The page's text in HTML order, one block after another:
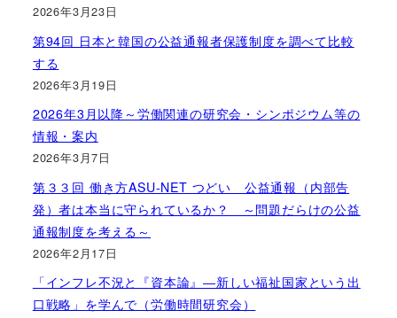
2026年3月23日
第94回 日本と韓国の公益通報者保護制度を調べて比較
する
2026年3月19日
2026年3月以降～労働関連の研究会・シンポジウム等の
情報・案内
2026年3月7日
第３３回 働き方ASU-NET つどい 公益通報（内部告
発）者は本当に守られているか？ ～問題だらけの公益
通報制度を考える～
2026年2月17日
「インフレ不況と『資本論』―新しい福祉国家という出
口戦略」を学んで（労働時間研究会）